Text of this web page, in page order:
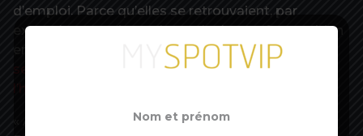
d’emploi. Parce qu’elles se retrouvaient, par
exemple, contraintes de garder leur enfant ou bien
encore parce que leur recherche privilégiait
secteurs d’activité à l’arrêt tels que le commerce,
« Au total, poursuit l’Insee, le chômage au sens du